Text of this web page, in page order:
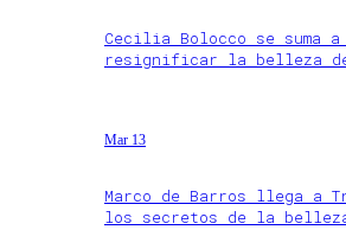
Cecilia Bolocco se suma a
resignificar la belleza
Mar 13
Marco de Barros llega a
los secretos de la